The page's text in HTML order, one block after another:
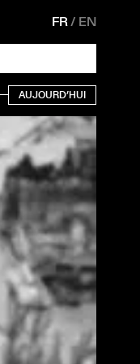
FR/ EN
AUJOURD’HUI